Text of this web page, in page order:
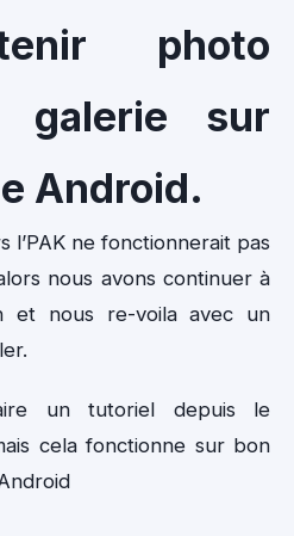
photo
galerie sur
Android.
l’PAK ne fonctionnerait pas
nous avons continuer à
et nous re-voila avec un
un tutoriel depuis le
cela fonctionne sur bon